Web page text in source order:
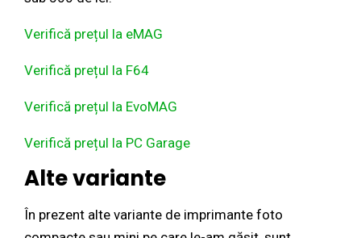
Verifică prețul la eMAG
Verifică prețul la F64
Verifică prețul la EvoMAG
Verifică prețul la PC Garage
Alte variante
În prezent alte variante de imprimante foto